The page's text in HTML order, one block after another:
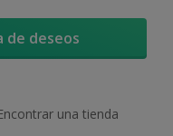
de deseos
una tienda